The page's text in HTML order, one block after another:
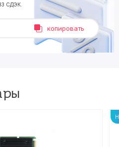
СДЭК.
копировать